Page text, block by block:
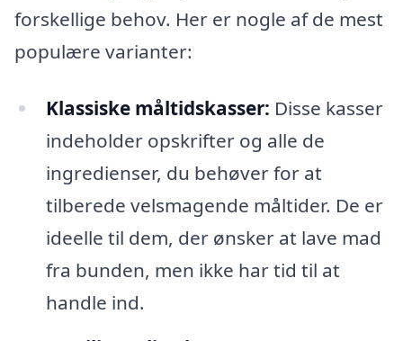
forskellige behov. Her er nogle af de mest
populære varianter:
Klassiske måltidskasser: Disse kasser
indeholder opskrifter og alle de
ingredienser, du behøver for at
tilberede velsmagende måltider. De er
ideelle til dem, der ønsker at lave mad
fra bunden, men ikke har tid til at
handle ind.